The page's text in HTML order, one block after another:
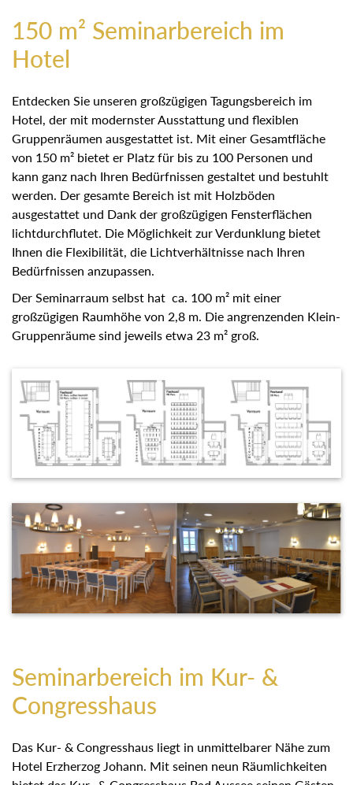
150 m² Seminarbereich im
Hotel
Entdecken Sie unseren großzügigen Tagungsbereich im
Hotel, der mit modernster Ausstattung und flexiblen
Gruppenräumen ausgestattet ist. Mit einer Gesamtfläche
von 150 m² bietet er Platz für bis zu 100 Personen und
kann ganz nach Ihren Bedürfnissen gestaltet und bestuhlt
werden. Der gesamte Bereich ist mit Holzböden
ausgestattet und Dank der großzügigen Fensterflächen
lichtdurchflutet. Die Möglichkeit zur Verdunklung bietet
Ihnen die Flexibilität, die Lichtverhältnisse nach Ihren
Bedürfnissen anzupassen.
Der Seminarraum selbst hat ca. 100 m² mit einer
großzügigen Raumhöhe von 2,8 m. Die angrenzenden Klein-
Gruppenräume sind jeweils etwa 23 m² groß.
Seminarbereich im Kur- &
Congresshaus
Das Kur- & Congresshaus liegt in unmittelbarer Nähe zum
Hotel Erzherzog Johann. Mit seinen neun Räumlichkeiten